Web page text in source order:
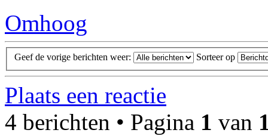
Omhoog
Geef de vorige berichten weer: Sorteer op
Plaats een reactie
4 berichten • Pagina 1 van